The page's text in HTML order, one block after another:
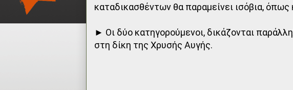
καταδικασθέντων θα παραμείνει ισόβια,
► Οι δύο κατηγορούμενοι, δικάζονται
στη δίκη της Χρυσής Αυγής.